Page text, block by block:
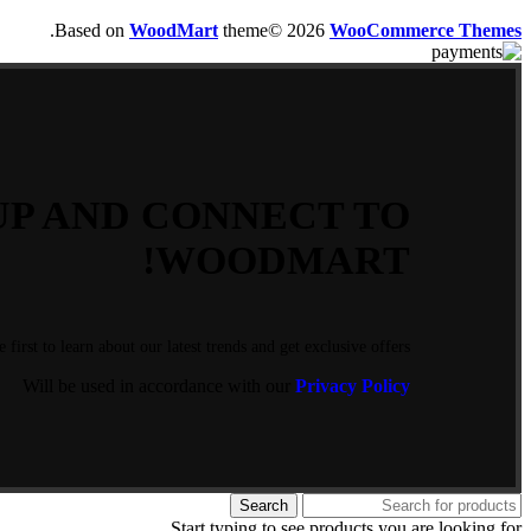
Based on WoodMart theme© 2026 WooCommerce Themes
.
Privacy Policy
Search